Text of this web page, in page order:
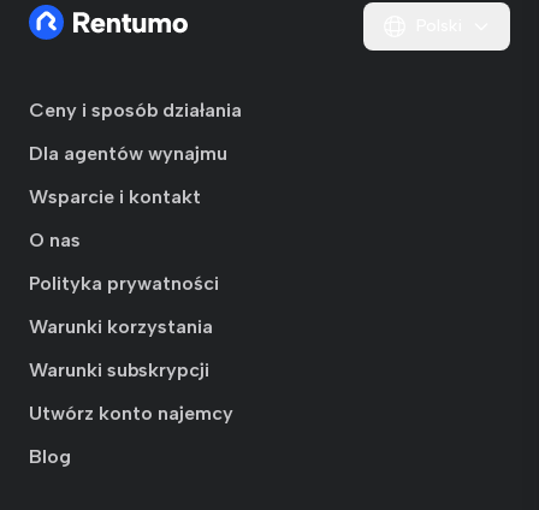
Ceny i sposób działania
Dla agentów wynajmu
Wsparcie i kontakt
O nas
Polityka prywatności
Warunki korzystania
Warunki subskrypcji
Utwórz konto najemcy
Blog